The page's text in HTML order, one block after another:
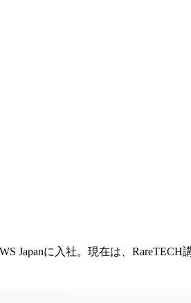
Japanに入社。現在は、